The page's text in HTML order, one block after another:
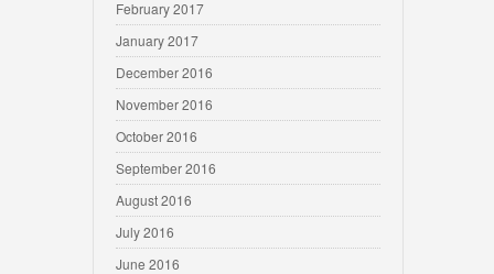
February 2017
January 2017
December 2016
November 2016
October 2016
September 2016
August 2016
July 2016
June 2016